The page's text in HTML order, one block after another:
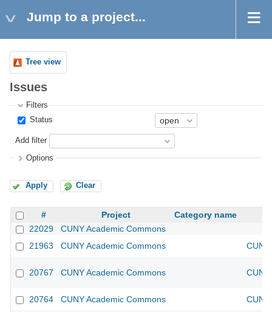
Jump to a project...
Tree view
Issues
Filters
Status
Add filter
Options
Apply Clear
# Project
Category name
22029
CUNY Academic Commons
21963
CUNY Academic Commons
20767 CUNY Academic Commons
20764 CUNY Academic Commons